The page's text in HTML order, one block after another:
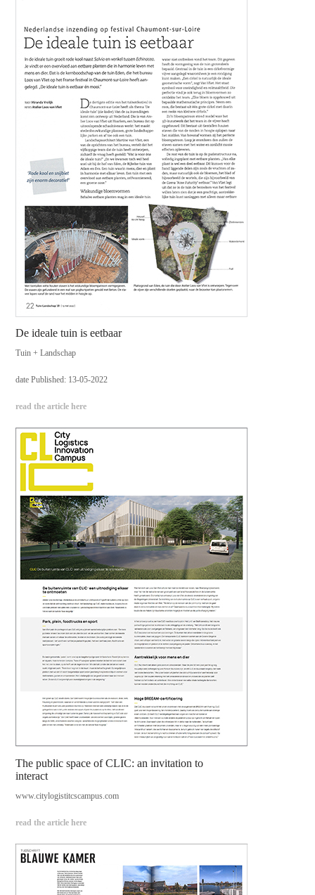
De ideale tuin is eetbaar
Tuin + Landschap
date Published: 13-05-2022
read the article here
The public space of CLIC: an invitation to
interact
www.citylogistitcscampus.com
read the article here